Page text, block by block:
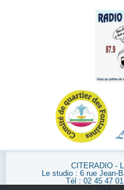
CITERADIO -
Le studio : 6 rue Jean-
Tél : 02 45 47